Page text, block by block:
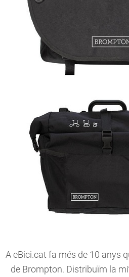
A eBici.cat fa més de 10 anys
de Brompton. Distribuïm la